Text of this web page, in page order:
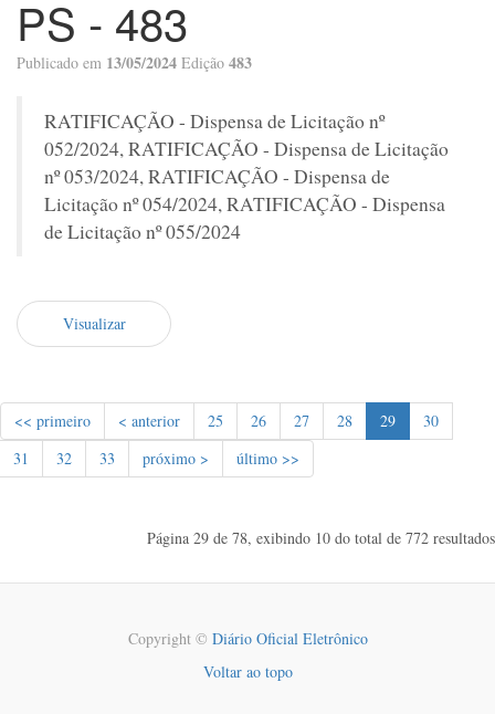
PS - 483
Publicado em 13/05/2024 Edição 483
RATIFICAÇÃO - Dispensa de Licitação nº
052/2024, RATIFICAÇÃO - Dispensa de Licitação
nº 053/2024, RATIFICAÇÃO - Dispensa de
Licitação nº 054/2024, RATIFICAÇÃO - Dispensa
de Licitação nº 055/2024
Visualizar
<< primeiro < anterior 25 26 27 28 29
30
31
32 33 próximo > último >>
Página 29 de 78, exibindo 10 do total de 772 resultados
Copyright © Diário Oficial Eletrônico
Voltar ao topo